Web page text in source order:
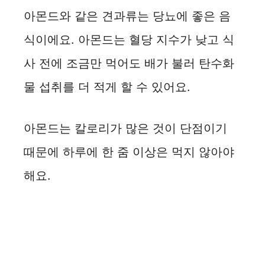
아몬드와 같은 견과류는 당뇨에 좋은 음
식이에요. 아몬드는 혈당 지수가 낮고 식
사 전에 조금만 먹어도 배가 불러 탄수화
물 섭취를 더 적게 할 수 있어요.
아몬드는 칼로리가 많은 것이 단점이기
때문에 하루에 한 줌 이상은 먹지 않아야
해요.